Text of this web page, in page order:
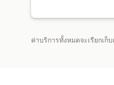
ค่าบริการทั้งหมดจะเรียกเก็